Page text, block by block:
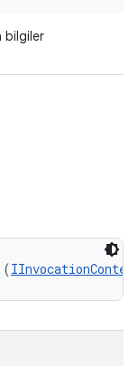
bilgiler
(